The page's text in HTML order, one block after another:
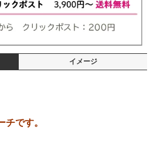
イメージ
です。